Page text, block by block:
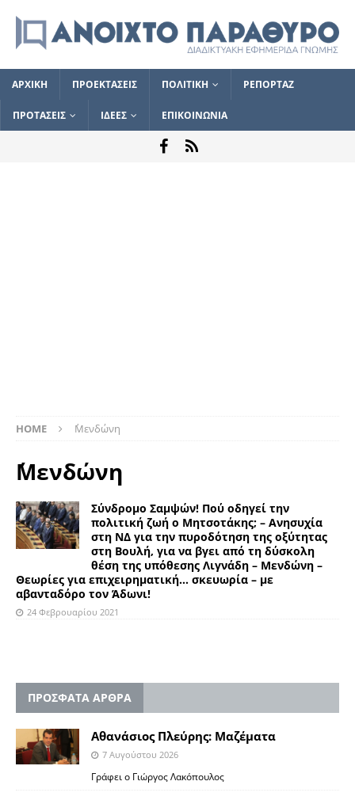
ΑΡΧΙΚΗ ΠΡΟΕΚΤΑΣΕΙΣ ΠΟΛΙΤΙΚΗ ΡΕΠΟΡΤΑΖ
ΠΡΟΤΑΣΕΙΣ ΙΔΕΕΣ ΕΠΙΚΟΙΝΩΝΙΑ
HOME ΄Μενδώνη
΄Μενδώνη
Σύνδρομο Σαμψών! Πού οδηγεί την
πολιτική ζωή ο Μητσοτάκης; – Ανησυχία
στη ΝΔ για την πυροδότηση της οξύτητας
στη Βουλή, για να βγει από τη δύσκολη
θέση της υπόθεσης Λιγνάδη – Μενδώνη –
Θεωρίες για επιχειρηματική… σκευωρία – με
αβανταδόρο τον Άδωνι!
24 Φεβρουαρίου 2021
ΠΡΟΣΦΑΤΑ ΑΡΘΡΑ
Αθανάσιος Πλεύρης: Μαζέματα
7 Αυγούστου 2026
Γράφει ο Γιώργος Λακόπουλος